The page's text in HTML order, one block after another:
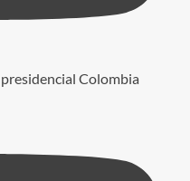
Colombia